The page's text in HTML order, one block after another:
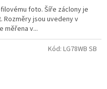
foto. Šíře záclony je
Rozměry jsou uvedeny v
měřena v...
Kód: LG78WB SB